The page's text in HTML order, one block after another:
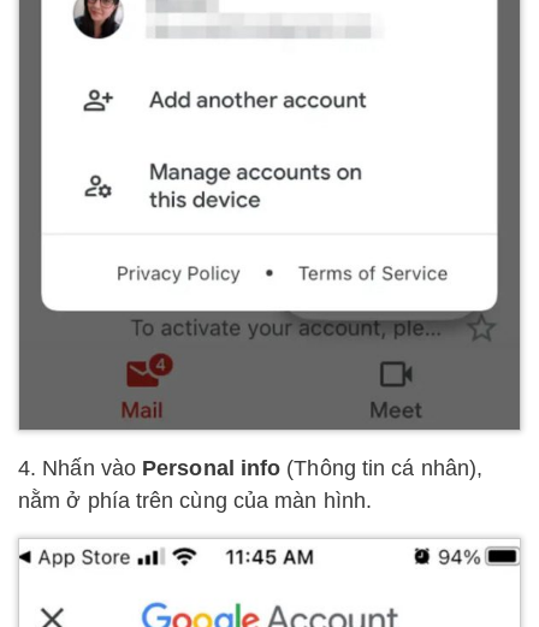
4. Nhấn vào Personal info (Thông tin cá nhân),
nằm ở phía trên cùng của màn hình.